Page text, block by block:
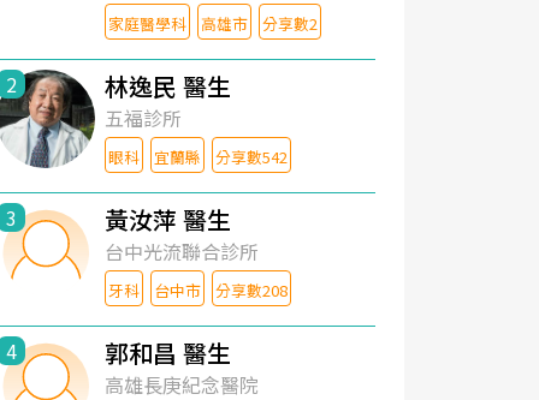
家庭醫學科 高雄市 分享數2
2 林逸民 醫生
五福診所
眼科 宜蘭縣 分享數542
3 黃汝萍 醫生
台中光流聯合診所
牙科 台中市 分享數208
4 郭和昌 醫生
高雄長庚紀念醫院